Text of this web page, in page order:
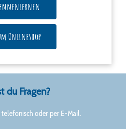
Onlineshop
du Fragen?
oder per E-Mail.